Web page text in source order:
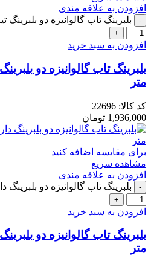
افزودن به علاقه مندی
بلبرینگ تاب گالوانیزه دو بلبرینگ تیرآهنی قطر
افزودن به سبد خرید
متر
کد کالا: 22696
1,936,000 تومان
برای مقایسه اضافه کنید
مشاهده سریع
افزودن به علاقه مندی
بلبرینگ تاب گالوانیزه دو بلبرینگ داربستی
افزودن به سبد خرید
متر